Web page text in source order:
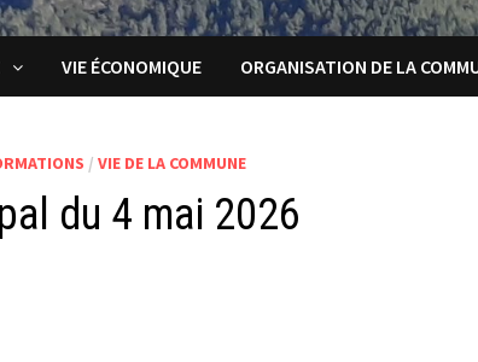
VIE ÉCONOMIQUE ORGANISATION DE LA
/VIE DE LA COMMUNE
du 4 mai 2026